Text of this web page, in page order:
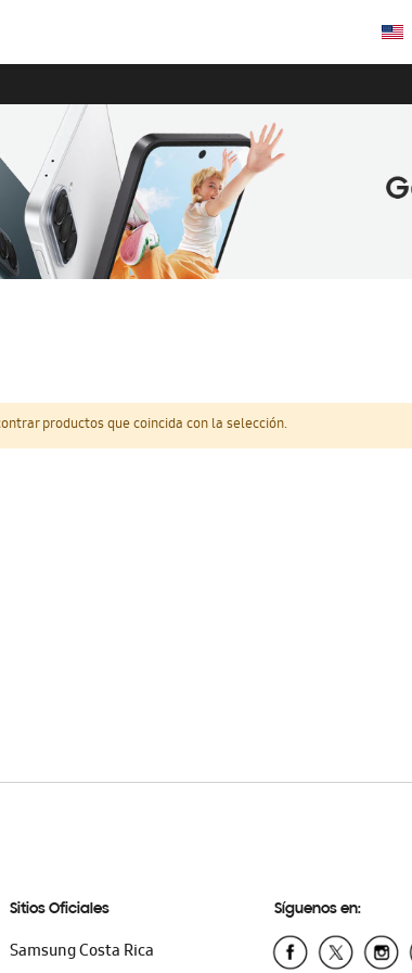
productos que coincida con la selección.
Sitios Oficiales
Samsung Costa Rica
Síguenos en: